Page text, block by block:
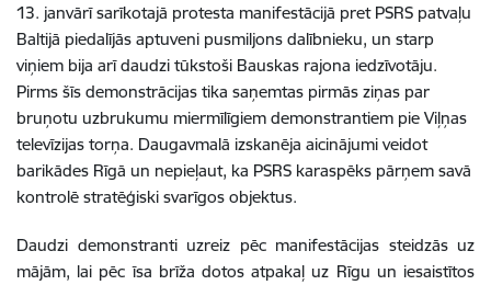
13. janvārī sarīkotajā protesta manifestācijā pret PSRS patvaļu
Baltijā piedalījās aptuveni pusmiljons dalībnieku, un starp
viņiem bija arī daudzi tūkstoši Bauskas rajona iedzīvotāju.
Pirms šīs demonstrācijas tika saņemtas pirmās ziņas par
bruņotu uzbrukumu miermīlīgiem demonstrantiem pie Viļņas
televīzijas torņa. Daugavmalā izskanēja aicinājumi veidot
barikādes Rīgā un nepieļaut, ka PSRS karaspēks pārņem savā
kontrolē stratēģiski svarīgos objektus.
Daudzi demonstranti uzreiz pēc manifestācijas steidzās uz
mājām, lai pēc īsa brīža dotos atpakaļ uz Rīgu un iesaistītos